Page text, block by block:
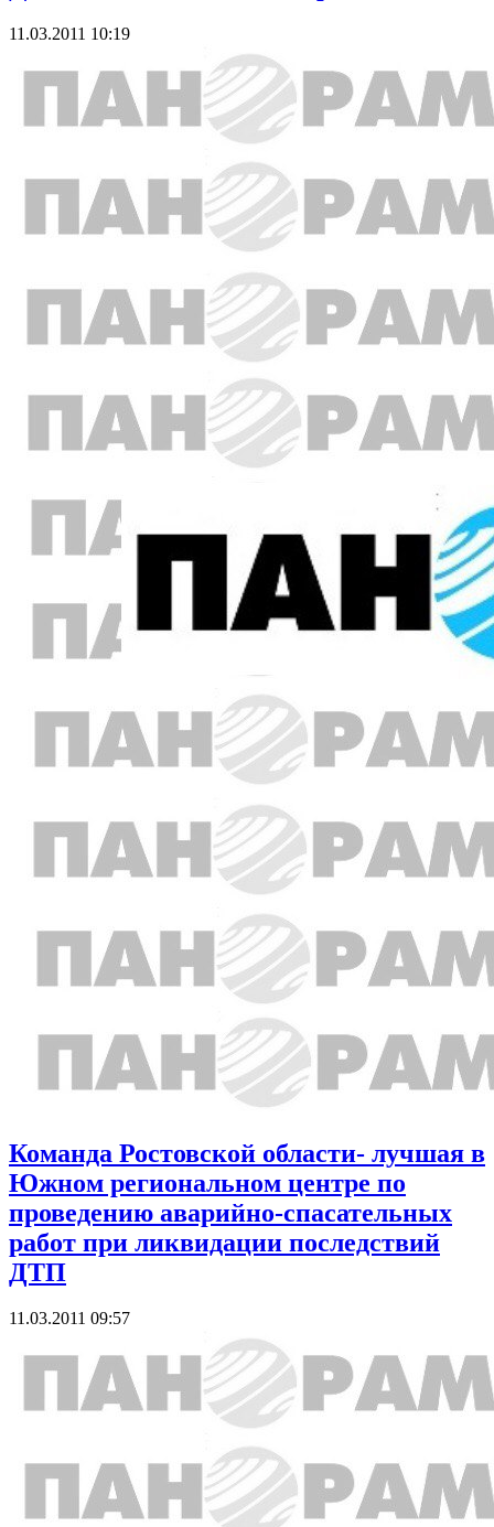
11.03.2011 10:19
Команда Ростовской области- лучшая в
Южном региональном центре по
проведению аварийно-спасательных
работ при ликвидации последствий
ДТП
11.03.2011 09:57